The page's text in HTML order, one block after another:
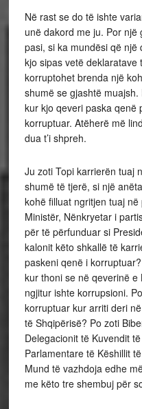
Në rast se do të ishte
unë dakord me ju. Por
pasi, si ka mundësi që
kjo sipas vetë
korruptohet brenda një
shumë se gjashtë
kur kjo qeveri paska qenë
korruptuar. Atëherë më
dua t’i shpreh.
Ju zoti Topi karrierën tuaj
shumë të tjerë, si një
kohë filluat ngritjen tuaj
Ministër, Nënkryetar i
për të përfunduar si
kalonit këto shkallë të
paskeni qenë i
kur thoni se në qeverinë e
ngjitur ishte korrupsioni.
korruptuar kur arriti deri
të Shqipërisë? Po zoti
Delegacionit të Kuvendit
Parlamentare të Këshillit
Mund të vazhdoja edhe
me këto tre shembuj për